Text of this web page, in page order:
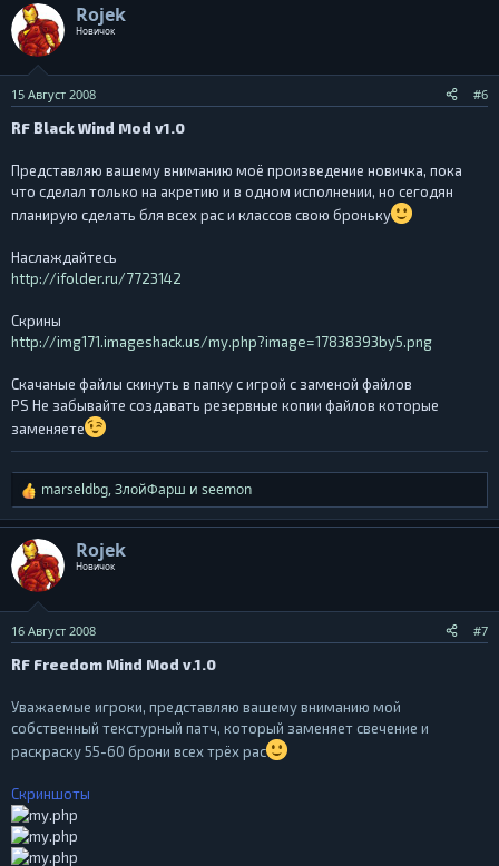
Rojek
Новичок
15 Август 2008 #6
RF Black Wind Mod v1.0
Представляю вашему вниманию моё произведение новичка, пока
что сделал только на акретию и в одном исполнении, но сегодян
планирую сделать бля всех рас и классов свою броньку
Наслаждайтесь
http://ifolder.ru/7723142
Скрины
http://img171.imageshack.us/my.php?image=17838393by5.png
Скачаные файлы скинуть в папку с игрой с заменой файлов
PS Не забывайте создавать резервные копии файлов которые
заменяете
Р
е
а
к
ц
и
:
marseldbg,ЗлойФарш и seemon
Rojek
Новичок
16 Август 2008 #7
RF Freedom Mind Mod v.1.0
Уважаемые игроки, представляю вашему вниманию мой
собственный текстурный патч, который заменяет свечение и
раскраску 55-60 брони всех трёх рас
Скриншоты